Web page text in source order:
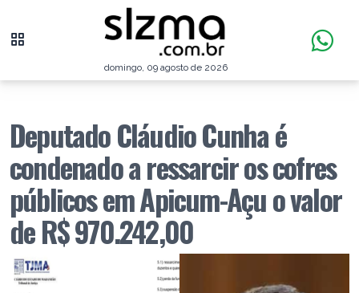
domingo, 09 agosto de 2026
Deputado Cláudio Cunha é
condenado a ressarcir os cofres
públicos em Apicum-Açu o valor
de R$ 970.242,00